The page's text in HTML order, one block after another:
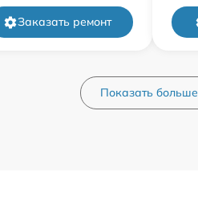
Заказать ремонт
Показать больше